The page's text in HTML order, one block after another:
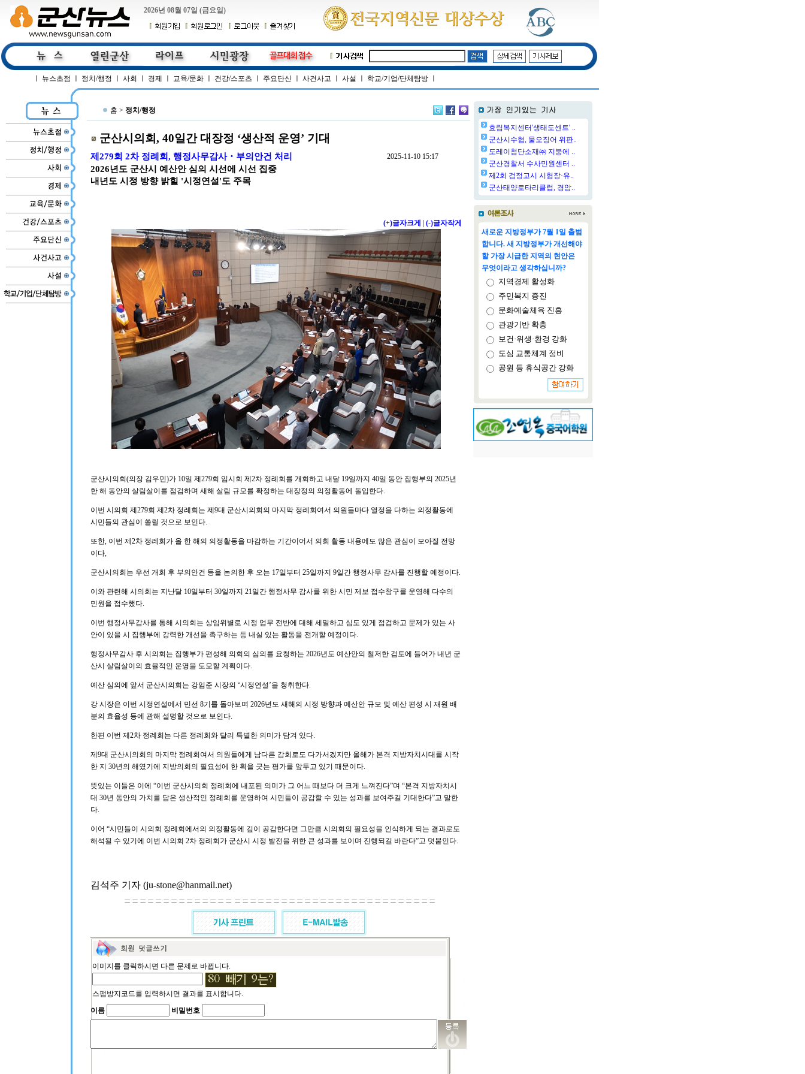
2026년 08월 07일 (금요일)
뉴스초점 정치/행정 사회 경제 교육/문화 건강/스포츠 주요단신 사건사고 사설 학교/기업/단체탐방
홈 > 정치/행정
군산시의회, 40일간 대장정 ‘생산적 운영’ 기대
제279회 2차 정례회, 행정사무감사・부의안건 처리 2025-11-10 15:17
2026년도 군산시 예산안 심의 시선에 시선 집중
내년도 시정 방향 밝힐 '시정연설'도 주목
(+)글자크게 (-)글자작게
군산시의회(의장 김우민)가 10일 제279회 임시회 제2차 정례회를 개회하고 내달 19일까지 40일 동안 집행부의 2025년
한 해 동안의 살림살이를 점검하며 새해 살림 규모를 확정하는 대장정의 의정활동에 돌입한다.
이번 시의회 제279회 제2차 정례회는 제9대 군산시의회의 마지막 정례회여서 의원들마다 열정을 다하는 의정활동에
시민들의 관심이 쏠릴 것으로 보인다.
또한, 이번 제2차 정례회가 올 한 해의 의정활동을 마감하는 기간이어서 의회 활동 내용에도 많은 관심이 모아질 전망
이다,
군산시의회는 우선 개회 후 부의안건 등을 논의한 후 오는 17일부터 25일까지 9일간 행정사무 감사를 진행할 예정이다.
이와 관련해 시의회는 지난달 10일부터 30일까지 21일간 행정사무 감사를 위한 시민 제보 접수창구를 운영해 다수의
민원을 접수했다.
이번 행정사무감사를 통해 시의회는 상임위별로 시정 업무 전반에 대해 세밀하고 심도 있게 점검하고 문제가 있는 사
안이 있을 시 집행부에 강력한 개선을 촉구하는 등 내실 있는 활동을 전개할 예정이다.
행정사무감사 후 시의회는 집행부가 편성해 의회의 심의를 요청하는 2026년도 예산안의 철저한 검토에 들어가 내년 군
산시 살림살이의 효율적인 운영을 도모할 계획이다.
예산 심의에 앞서 군산시의회는 강임준 시장의 ‘시정연설’을 청취한다.
강 시장은 이번 시정연설에서 민선 8기를 돌아보며 2026년도 새해의 시정 방향과 예산안 규모 및 예산 편성 시 재원 배
분의 효율성 등에 관해 설명할 것으로 보인다.
한편 이번 제2차 정례회는 다른 정례회와 달리 특별한 의미가 담겨 있다.
제9대 군산시의회의 마지막 정례회여서 의원들에게 남다른 감회로도 다가서겠지만 올해가 본격 지방자치시대를 시작
한 지 30년의 해였기에 지방의회의 필요성에 한 획을 긋는 평가를 앞두고 있기 때문이다.
뜻있는 이들은 이에 “이번 군산시의회 정례회에 내포된 의미가 그 어느 때보다 더 크게 느껴진다”며 “본격 지방자치시
대 30년 동안의 가치를 담은 생산적인 정례회를 운영하여 시민들이 공감할 수 있는 성과를 보여주길 기대한다”고 말한
다.
이어 “시민들이 시의회 정례회에서의 의정활동에 깊이 공감한다면 그만큼 시의회의 필요성을 인식하게 되는 결과로도
해석될 수 있기에 이번 시의회 2차 정례회가 군산시 시정 발전을 위한 큰 성과를 보이며 진행되길 바란다”고 덧붙인다.
김석주 기자 (ju-stone@hanmail.net)
이미지를 클릭하시면 다른 문제로 바뀝니다.
스팸방지코드를 입력하시면 결과를 표시합니다.
이름
비밀번호
효림복지센터'생태도센트' ..
군산시수협, 물오징어 위판..
도레이첨단소재㈜ 지붕에 ..
군산경찰서 수사민원센터 ..
제2회 검정고시 시험장·유..
군산태양로타리클럽, 경암..
새로운 지방정부가 7월 1일 출범
합니다. 새 지방정부가 개선해야
할 가장 시급한 지역의 현안은
무엇이라고 생각하십니까?
지역경제 활성화
주민복지 증진
문화예술체육 진흥
관광기반 확충
보건·위생·환경 강화
도심 교통체계 정비
공원 등 휴식공간 강화